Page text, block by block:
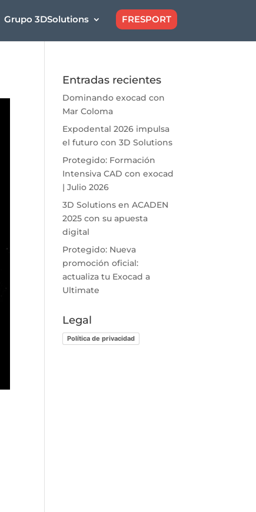
Grupo 3DSolutions FRESPORT
Entradas recientes
Dominando exocad con
Mar Coloma
Expodental 2026 impulsa
el futuro con 3D Solutions
Protegido: Formación
Intensiva CAD con exocad
| Julio 2026
3D Solutions en ACADEN
2025 con su apuesta
digital
Protegido: Nueva
promoción oficial:
actualiza tu Exocad a
Ultimate
Legal
Política de privacidad